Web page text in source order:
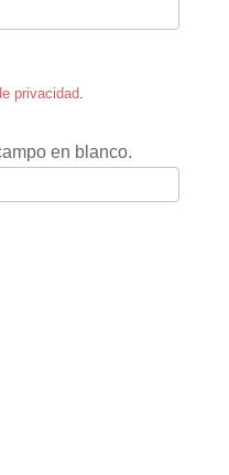
privacidad
en blanco.